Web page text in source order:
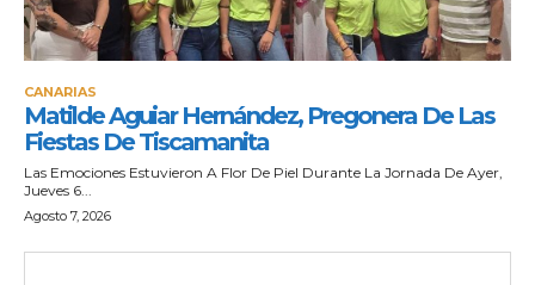
CANARIAS
Matilde Aguiar Hernández, Pregonera De Las
Fiestas De Tiscamanita
Las Emociones Estuvieron A Flor De Piel Durante La Jornada De Ayer,
Jueves 6...
Agosto 7, 2026